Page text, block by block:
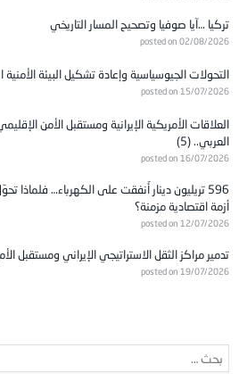
تركيا …آيا صوفيا وتصحيح المسار التاريخي
posted on 02/08/2026
التحولات الجيوسياسية وإعادة تشكيل البيئة الأمنية
posted on 15/07/2026
العلاقات الأمريكية الإيرانية ومستقبل الأمن
العربي.. (5)
posted on 16/07/2026
596 تريليون دينار أُنفقت على الكهرباء… فلماذا
أزمة اقتصادية مزمنة؟
posted on 12/07/2026
تدمير مراكز الثقل الاستراتيجي الإيراني ومستقبل
posted on 19/07/2026